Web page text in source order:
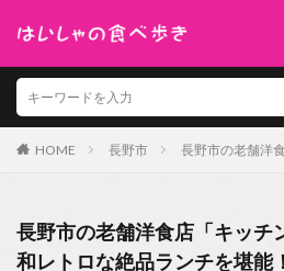
HOME 長野市 長野市の老舗洋
長野市の老舗洋食店「キッチ
和レトロな絶品ランチを堪能！